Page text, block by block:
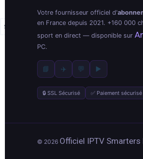
Votre fournisseur officiel d'
en France depuis 2021. +160 000
sport en direct — disponible sur
PC.
📘 ✈️ 💬 ▶️
🔒 SSL Sécurisé ✅ Paiement sécurisé
© 2026 Officiel IPTV Smarters